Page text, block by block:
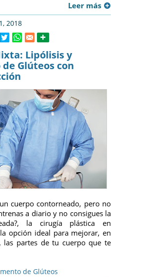
Leer más
2018
Lipólisis y
Glúteos con
cuerpo contorneado, pero no
a diario y no consigues la
la cirugía plástica en
opción ideal para mejorar, en
las partes de tu cuerpo que te
de Glúteos